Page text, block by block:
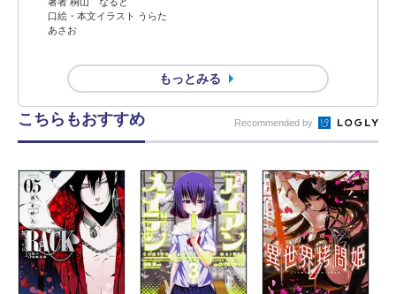
口絵・本文イラスト うらた
あさお
もっとみる
こちらもおすすめ Recommended by